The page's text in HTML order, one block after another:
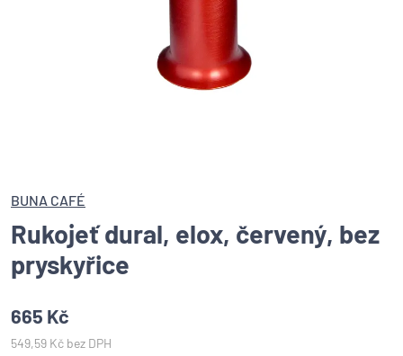
BUNA CAFÉ
Rukojeť dural, elox, červený, bez
pryskyřice
665 Kč
549,59 Kč bez DPH